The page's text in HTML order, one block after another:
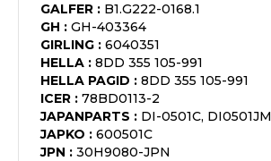
GALFER : B1.G222-0168.1
GH : GH-403364
GIRLING : 6040351
HELLA : 8DD 355 105-991
HELLA PAGID : 8DD 355 105-991
ICER : 78BD0113-2
JAPANPARTS : DI-0501C, DI0501JM
JAPKO : 600501C
JPN : 30H9080-JPN